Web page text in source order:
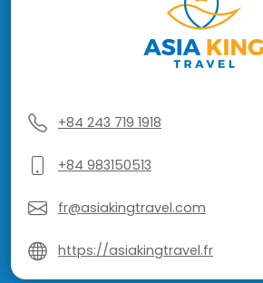
+84 243 719 1918
+84 983150513
fr@asiakingtravel.com
https://asiakingtravel.fr